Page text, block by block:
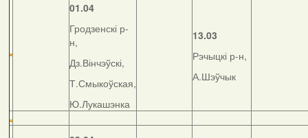
01.04
Гродзенскі р-
н,
Дз.Вінчэўскі,
Т.Смыкоўская,
Ю.Лукашэнка
13.03
Рэчыцкі р-н,
А.Шэўчык